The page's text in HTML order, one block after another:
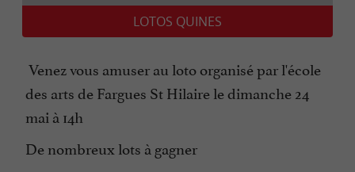
LOTOS QUINES
Venez vous amuser au loto organisé par l'école
des arts de Fargues St Hilaire le dimanche 24
mai à 14h
De nombreux lots à gagner